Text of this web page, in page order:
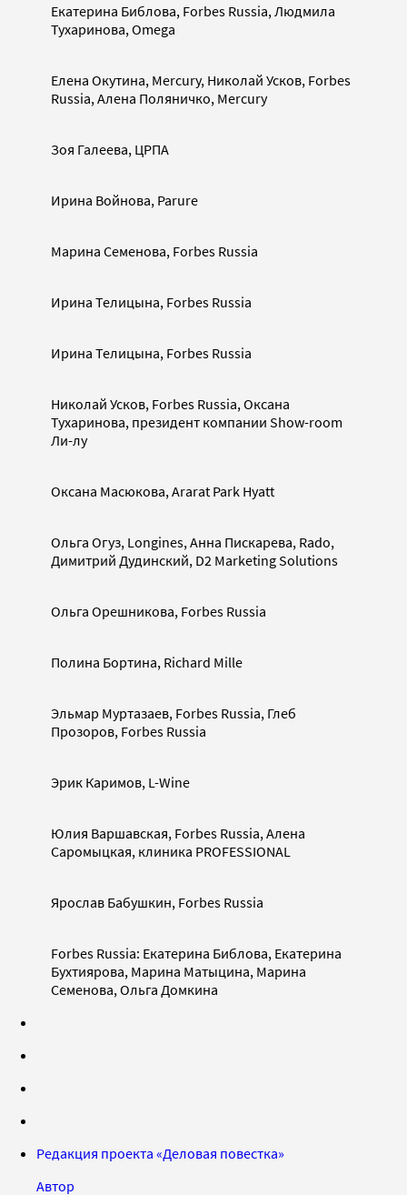
Екатерина Библова, Forbes Russia, Людмила
Тухаринова, Omega
Елена Окутина, Mercury, Николай Усков, Forbes
Russia, Алена Поляничко, Mercury
Зоя Галеева, ЦРПА
Ирина Войнова, Parure
Марина Семенова, Forbes Russia
Ирина Телицына, Forbes Russia
Ирина Телицына, Forbes Russia
Николай Усков, Forbes Russia, Оксана
Тухаринова, президент компании Show-room
Ли-лу
Оксана Масюкова, Ararat Park Hyatt
Ольга Огуз, Longines, Анна Пискарева, Rado,
Димитрий Дудинский, D2 Marketing Solutions
Ольга Орешникова, Forbes Russia
Полина Бортина, Richard Mille
Эльмар Муртазаев, Forbes Russia, Глеб
Прозоров, Forbes Russia
Эрик Каримов, L-Wine
Юлия Варшавская, Forbes Russia, Алена
Саромыцкая, клиника PROFESSIONAL
Ярослав Бабушкин, Forbes Russia
Forbes Russia: Екатерина Библова, Екатерина
Бухтиярова, Марина Матыцина, Марина
Семенова, Ольга Домкина
Редакция проекта «Деловая повестка»
Автор